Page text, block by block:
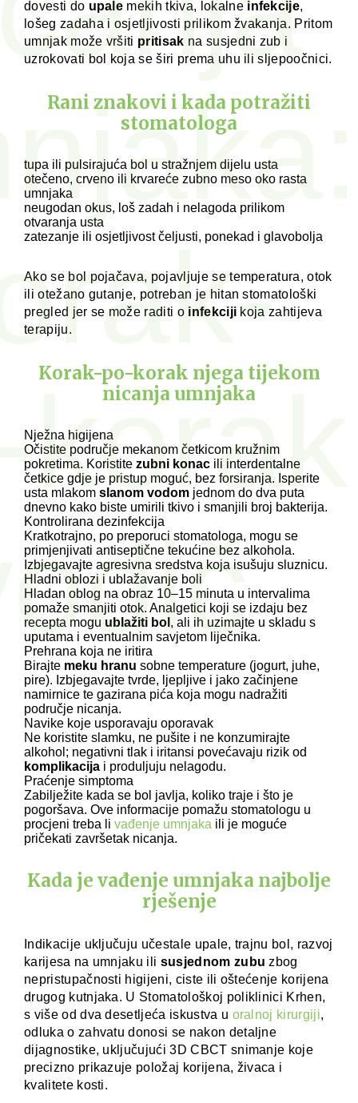
dovesti do upale mekih tkiva, lokalne infekcije,
lošeg zadaha i osjetljivosti prilikom žvakanja. Pritom
umnjak može vršiti pritisak na susjedni zub i
uzrokovati bol koja se širi prema uhu ili sljepoočnici.
Rani znakovi i kada potražiti
stomatologa
tupa ili pulsirajuća bol u stražnjem dijelu usta
otečeno, crveno ili krvareće zubno meso oko rasta
umnjaka
neugodan okus, loš zadah i nelagoda prilikom
otvaranja usta
zatezanje ili osjetljivost čeljusti, ponekad i glavobolja
Ako se bol pojačava, pojavljuje se temperatura, otok
ili otežano gutanje, potreban je hitan stomatološki
pregled jer se može raditi o infekciji koja zahtijeva
terapiju.
Korak-po-korak njega tijekom
nicanja umnjaka
Nježna higijena
Očistite područje mekanom četkicom kružnim
pokretima. Koristite zubni konac ili interdentalne
četkice gdje je pristup moguć, bez forsiranja. Isperite
usta mlakom slanom vodom jednom do dva puta
dnevno kako biste umirili tkivo i smanjili broj bakterija.
Kontrolirana dezinfekcija
Kratkotrajno, po preporuci stomatologa, mogu se
primjenjivati antiseptične tekućine bez alkohola.
Izbjegavajte agresivna sredstva koja isušuju sluznicu.
Hladni oblozi i ublažavanje boli
Hladan oblog na obraz 10–15 minuta u intervalima
pomaže smanjiti otok. Analgetici koji se izdaju bez
recepta mogu ublažiti bol , ali ih uzimajte u skladu s
uputama i eventualnim savjetom liječnika.
Prehrana koja ne iritira
Birajte meku hranu sobne temperature (jogurt, juhe,
pire). Izbjegavajte tvrde, ljepljive i jako začinjene
namirnice te gazirana pića koja mogu nadražiti
područje nicanja.
Navike koje usporavaju oporavak
Ne koristite slamku, ne pušite i ne konzumirajte
alkohol; negativni tlak i iritansi povećavaju rizik od
komplikacija i produljuju nelagodu.
Praćenje simptoma
Zabilježite kada se bol javlja, koliko traje i što je
pogoršava. Ove informacije pomažu stomatologu u
procjeni treba li vađenje umnjaka ili je moguće
pričekati završetak nicanja.
Kada je vađenje umnjaka najbolje
rješenje
Indikacije uključuju učestale upale, trajnu bol, razvoj
karijesa na umnjaku ili susjednom zubu zbog
nepristupačnosti higijeni, ciste ili oštećenje korijena
drugog kutnjaka. U Stomatološkoj poliklinici Krhen,
s više od dva desetljeća iskustva u oralnoj kirurgiji,
odluka o zahvatu donosi se nakon detaljne
dijagnostike, uključujući 3D CBCT snimanje koje
precizno prikazuje položaj korijena, živaca i
kvalitete kosti.